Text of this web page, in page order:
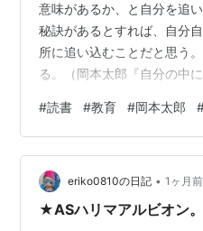
意味があるか、と自分を追
秘訣があるとすれば、自分
所に追い込むことだと思う
る。（岡本太郎『自分の中
ある岡本太郎記念館を訪ね
1996）が４２年にわたって
アトリエがそのまま息づく
から歩いて１０分ほど。 ひ
うか。それとも、首都・東
#読書 #教育 #岡本太郎
eriko0810の日記 • 1ヶ月前
★ASハリマアルビオン。